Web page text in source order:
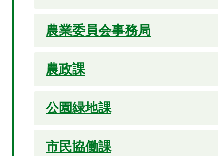
農業委員会事務局
農政課
公園緑地課
市民協働課